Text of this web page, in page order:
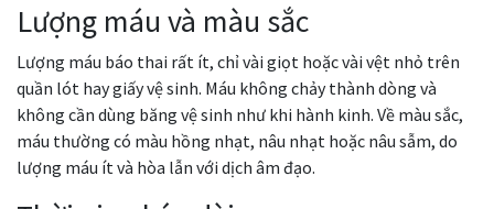
Lượng máu và màu sắc
Lượng máu báo thai rất ít, chỉ vài giọt hoặc vài vệt nhỏ trên
quần lót hay giấy vệ sinh. Máu không chảy thành dòng và
không cần dùng băng vệ sinh như khi hành kinh. Về màu sắc,
máu thường có màu hồng nhạt, nâu nhạt hoặc nâu sẫm, do
lượng máu ít và hòa lẫn với dịch âm đạo.